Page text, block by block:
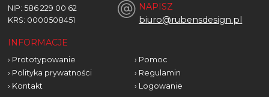
NIP: 586 229 00 62
KRS: 0000508451
NAPISZ
biuro@rubensdesign.pl
INFORMACJE
› Prototypowanie › Pomoc
› Polityka prywatności › Regulamin
› Kontakt › Logowanie